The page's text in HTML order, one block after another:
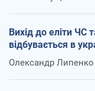
Вихід до еліти ЧС
відбувається в
Олександр Липенко